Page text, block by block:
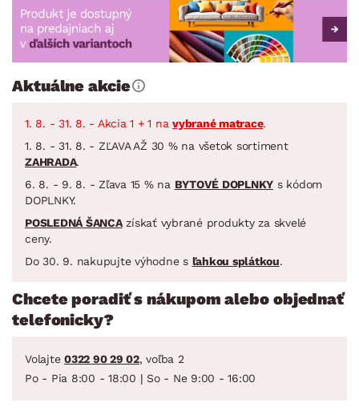
Aktuálne akcie
1. 8. - 31. 8. - Akcia 1 + 1 na vybrané matrace.
1. 8. - 31. 8. - ZĽAVA AŽ 30 % na všetok sortiment
ZAHRADA.
6. 8. - 9. 8. - Zľava 15 % na BYTOVÉ DOPLNKY s kódom
DOPLNKY.
POSLEDNÁ ŠANCAzískať vybrané produkty za skvelé
ceny.
Do 30. 9. nakupujte výhodne s ľahkou splátkou.
Chcete poradiť s nákupom alebo objednať
telefonicky?
Volajte 0322 90 29 02, voľba 2
Po - Pia 8:00 - 18:00 | So - Ne 9:00 - 16:00